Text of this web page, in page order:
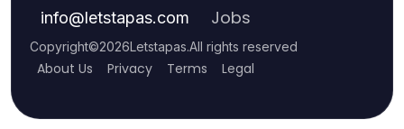
info@letstapas.com Jobs
Copyright©2026Letstapas.All rights reserved
About Us Privacy Terms Legal